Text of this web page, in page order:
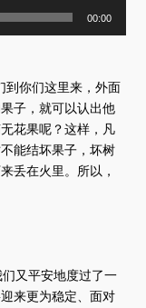
00:00
到你们这里来，外面
子，就可以认出他
花果呢？这样，凡
能结坏果子，坏树
丢在火里。所以，
又平安地度过了一
来更为稳定、面对